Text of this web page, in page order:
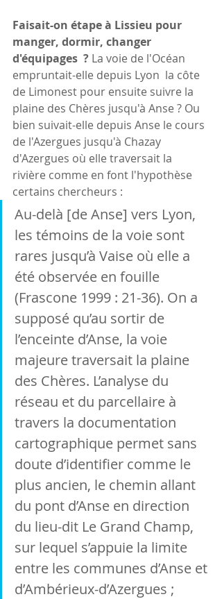
Faisait-on étape à Lissieu pour
manger, dormir, changer
d'équipages  ? La voie de l'Océan
empruntait-elle depuis Lyon  la côte
de Limonest pour ensuite suivre la
plaine des Chères jusqu'à Anse ? Ou
bien suivait-elle depuis Anse le cours
de l'Azergues jusqu'à Chazay
d'Azergues où elle traversait la
rivière comme en font l'hypothèse
certains chercheurs :
Au-delà [de Anse] vers Lyon,
les témoins de la voie sont
rares jusqu’à Vaise où elle a
été observée en fouille
(Frascone 1999 : 21-36). On a
supposé qu’au sortir de
l’enceinte d’Anse, la voie
majeure traversait la plaine
des Chères. L’analyse du
réseau et du parcellaire à
travers la documentation
cartographique permet sans
doute d’identifier comme le
plus ancien, le chemin allant
du pont d’Anse en direction
du lieu-dit Le Grand Champ,
sur lequel s’appuie la limite
entre les communes d’Anse et
d’Ambérieux-d’Azergues ;